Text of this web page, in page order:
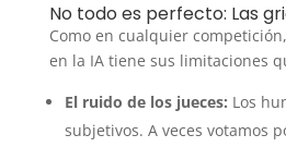
No todo es perfecto: Las
Como en cualquier
en la IA tiene sus limitaciones
El ruido de los jueces: Los
subjetivos. A veces votamos